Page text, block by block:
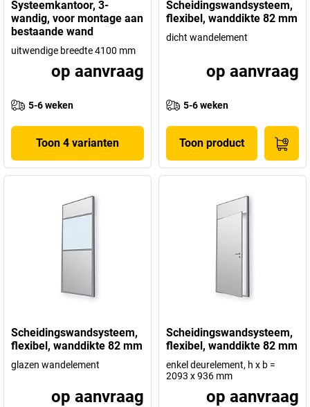
Systeemkantoor, 3-
wandig, voor montage aan
bestaande wand
uitwendige breedte 4100 mm
op aanvraag
5-6 weken
Toon 4 varianten
Scheidingswandsysteem,
flexibel, wanddikte 82 mm
dicht wandelement
op aanvraag
5-6 weken
Toon product
Scheidingswandsysteem,
flexibel, wanddikte 82 mm
glazen wandelement
op aanvraag
Scheidingswandsysteem,
flexibel, wanddikte 82 mm
enkel deurelement, h x b =
2093 x 936 mm
op aanvraag